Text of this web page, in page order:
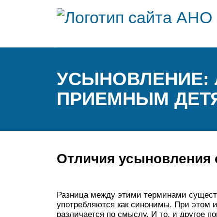
ПРИЕМНЫМ
Отличия усыновления
Разница между этими терминами
употребляются как синонимы. При этом
различается по смыслу. И то, и другое